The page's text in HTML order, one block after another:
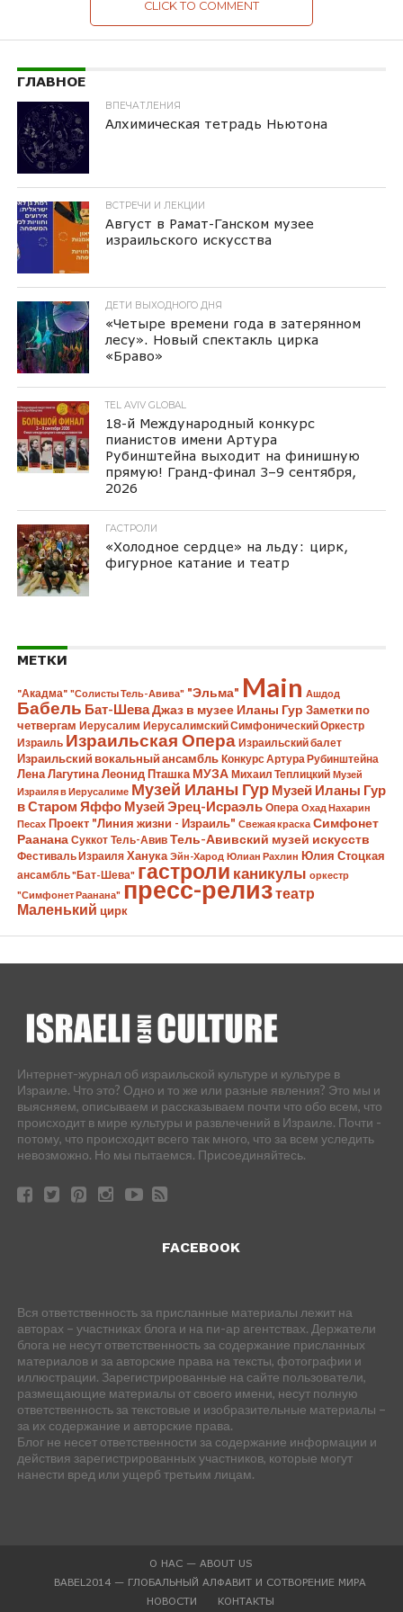
CLICK TO COMMENT
ГЛАВНОЕ
ВПЕЧАТЛЕНИЯ
Алхимическая тетрадь Ньютона
ВСТРЕЧИ И ЛЕКЦИИ
Август в Рамат-Ганском музее
израильского искусства
ДЕТИ ВЫХОДНОГО ДНЯ
«Четыре времени года в затерянном
лесу». Новый спектакль цирка
«Браво»
TEL AVIV GLOBAL
18-й Международный конкурс
пианистов имени Артура
Рубинштейна выходит на финишную
прямую! Гранд-финал 3–9 сентября,
2026
ГАСТРОЛИ
«Холодное сердце» на льду: цирк,
фигурное катание и театр
МЕТКИ
"Акадма" "Солисты Тель-Авива" "Эльма" Main Ашдод
Бабель Бат-ШеваДжаз в музее Иланы Гур Заметки по
четвергам Иерусалим Иерусалимский Симфонический Оркестр
Израиль Израильская Опера Израильский балет
Израильский вокальный ансамбль Конкурс Артура Рубинштейна
Лена Лагутина Леонид Пташка МУЗА Михаил Теплицкий Музей
Израиля в Иерусалиме Музей Иланы Гур Музей Иланы Гур
в Старом Яффо Музей Эрец-Исраэль Опера Охад Нахарин
Песах Проект "Линия жизни - Израиль" Свежая краска Симфонет
Раанана Суккот Тель-Авив Тель-Авивский музей искусств
Фестиваль Израиля Ханука Эйн-Харод Юлиан Рахлин Юлия Стоцкая
ансамбль "Бат-Шева" гастроли каникулы оркестр
"Симфонет Раанана" пресс-релизтеатр
Маленький цирк
Интернет-журнал об израильской культуре и культуре в
Израиле. Что это? Одно и то же или разные явления? Это мы и
выясняем, описываем и рассказываем почти что обо всем, что
происходит в мире культуры и развлечений в Израиле. Почти -
потому, что происходит всего так много, что за всем уследить
невозможно. Но мы пытаемся. Присоединяйтесь.
FACEBOOK
Вся ответственность за присланные материалы лежит на
авторах – участниках блога и на пи-ар агентствах. Держатели
блога не несут ответственность за содержание присланных
материалов и за авторские права на тексты, фотографии и
иллюстрации. Зарегистрированные на сайте пользователи,
размещающие материалы от своего имени, несут полную
ответственность за текстовые и изобразительные материалы –
за их содержание и авторские права.
Блог не несет ответственности за содержание информации и
действия зарегистрированных участников, которые могут
нанести вред или ущерб третьим лицам.
О НАС — ABOUT US
BABEL2014 — ГЛОБАЛЬНЫЙ АЛФАВИТ И СОТВОРЕНИЕ МИРА
НОВОСТИ
КОНТАКТЫ